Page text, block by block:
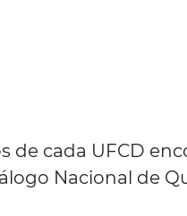
de cada UFCD
Nacional de